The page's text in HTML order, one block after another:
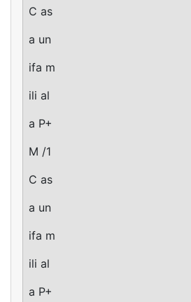
C as
a un
ifa m
ili al
a P+
M /1
C as
a un
ifa m
ili al
a P+